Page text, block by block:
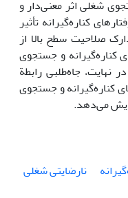
شغلی اثر معنی‌دار و
کناره‌گیرانه تأثیر
صلاحیت سطح بالا از
کناره‌گیرانه و جستجوی
نهایت، جاه‌طلبی رابطة
کناره‌گیرانه و جستجوی
می‌دهد.
نارضایتی شغلی